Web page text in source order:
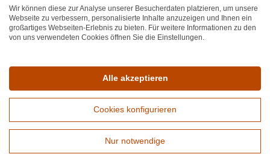
*Alle Preise inkl. MwST zzgl. 5,90€ Versandkosten je Winzer.
Versandkostenfrei ab 12 Flaschen je Winzer.
Wir können diese zur Analyse unserer Besucherdaten platzieren, um unsere
Webseite zu verbessern, personalisierte Inhalte anzuzeigen und Ihnen ein
großartiges Webseiten-Erlebnis zu bieten. Für weitere Informationen zu den
von uns verwendeten Cookies öffnen Sie die Einstellungen.
Alle akzeptieren
Cookies konfigurieren
Nur notwendige